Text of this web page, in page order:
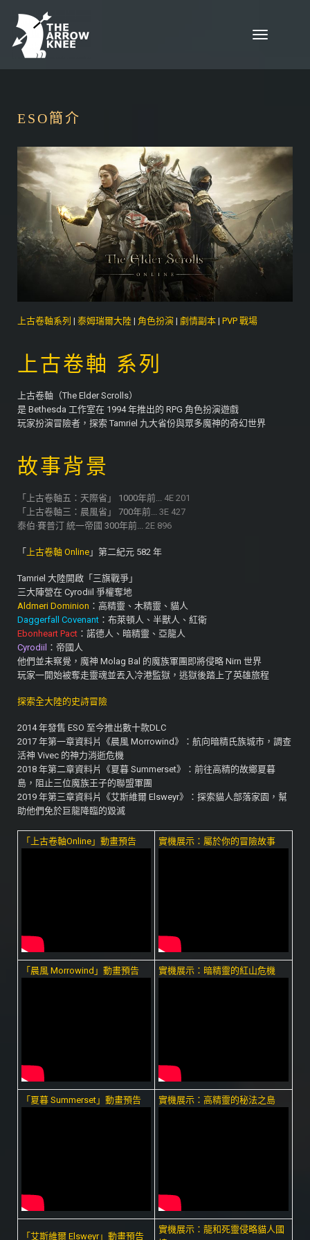
Skip to content
Toggle
ESO簡介
上古卷軸系列 | 泰姆瑞爾大陸 | 角色扮演 | 劇情副本 | PVP 戰場
上古卷軸 系列
上古卷軸（The Elder Scrolls）
是 Bethesda 工作室在 1994 年推出的 RPG 角色扮演遊戲
玩家扮演冒險者，探索 Tamriel 九大省份與眾多魔神的奇幻世界
故事背景
「上古卷軸五：天際省」 1000年前...
4E 201
「上古卷軸三：晨風省」 700年前...
3E 427
泰伯·賽普汀 統一帝國 300年前...
2E 896
「 上古卷軸 Online 」第二紀元 582 年
Tamriel 大陸開啟「三旗戰爭」
三大陣營在 Cyrodiil 爭權奪地
Aldmeri Dominion ：高精靈、木精靈、貓人
Daggerfall Covenant ：布萊頓人、半獸人、紅衛
Ebonheart Pact ：諾德人、暗精靈、亞龍人
Cyrodiil ：帝國人
他們並未察覺，魔神 Molag Bal 的魔族軍團即將侵略 Nirn 世界
玩家一開始被奪走靈魂並丟入冷港監獄，逃獄後踏上了英雄旅程
探索全大陸的史詩冒險
2014 年發售 ESO 至今推出數十款DLC
2017 年第一章資料片《晨風 Morrowind》：航向暗精氏族城市，調查
活神 Vivec 的神力消逝危機
2018 年第二章資料片《夏暮 Summerset》：前往高精的故鄉夏暮
島，阻止三位魔族王子的聯盟軍團
2019 年第三章資料片《艾斯維爾 Elsweyr》：探索貓人部落家園，幫
助他們免於巨龍降臨的毀滅
「上古卷軸Online」動畫預告 實機展示：屬於你的冒險故事
「晨風 Morrowind」動畫預告 實機展示：暗精靈的紅山危機
「夏暮 Summerset」動畫預告 實機展示：高精靈的秘法之島
「艾斯維爾 Elsweyr」動畫預告
實機展示：龍和死靈侵略貓人國